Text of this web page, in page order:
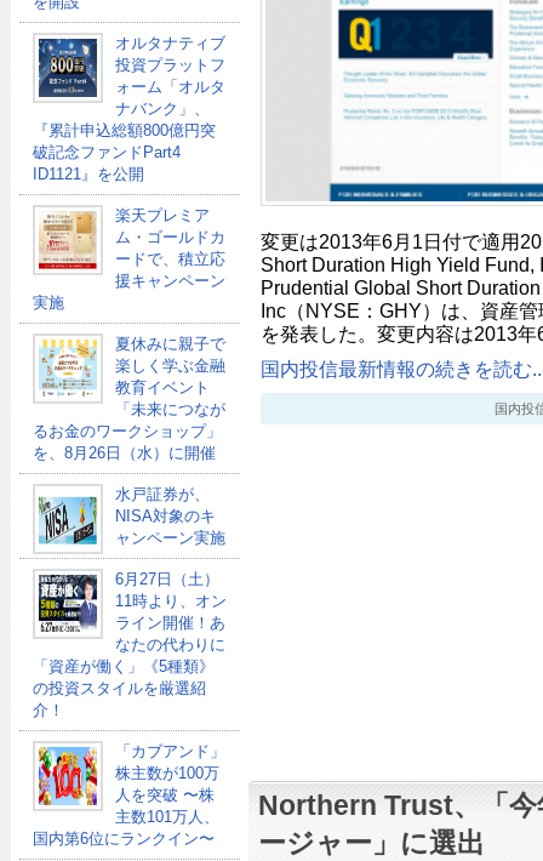
オルタナティブ
投資プラットフ
ォーム「オルタ
ナバンク」、
『累計申込総額800億円突
破記念ファンドPart4
ID1121』を公開
楽天プレミア
ム・ゴールドカ
ードで、積立応
援キャンペーン
実施
夏休みに親子で
楽しく学ぶ金融
教育イベント
「未来につなが
るお金のワークショップ」
を、8月26日（水）に開催
水戸証券が、
NISA対象のキ
ャンペーン実施
6月27日（土）
11時より、オン
ライン開催！あ
なたの代わりに
「資産が働く」《5種類》
の投資スタイルを厳選紹
介！
「カブアンド」
株主数が100万
人を突破 〜株
主数101万人、
国内第6位にランクイン〜
変更は2013年6月1日付で適用
Short Duration High Yield
Prudential Global Short
Inc（NYSE：GHY）は、資産
を発表した。変更内容は2013
国内投信最新情報の続きを読む
国内投
Northern Trust、「今
ージャー」に選出